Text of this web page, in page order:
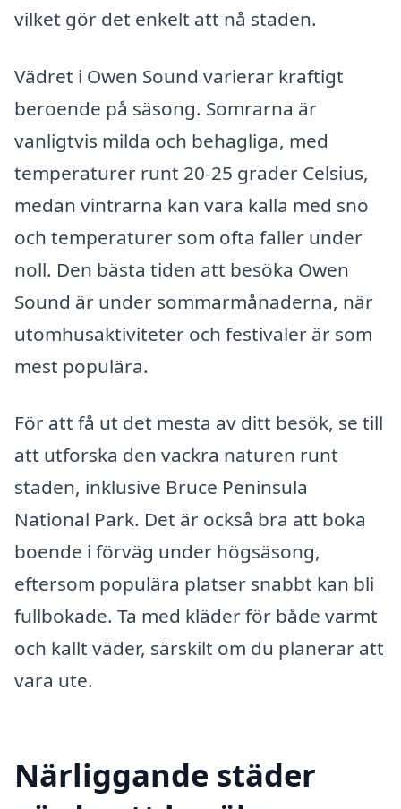
vilket gör det enkelt att nå staden.
Vädret i Owen Sound varierar kraftigt
beroende på säsong. Somrarna är
vanligtvis milda och behagliga, med
temperaturer runt 20-25 grader Celsius,
medan vintrarna kan vara kalla med snö
och temperaturer som ofta faller under
noll. Den bästa tiden att besöka Owen
Sound är under sommarmånaderna, när
utomhusaktiviteter och festivaler är som
mest populära.
För att få ut det mesta av ditt besök, se till
att utforska den vackra naturen runt
staden, inklusive Bruce Peninsula
National Park. Det är också bra att boka
boende i förväg under högsäsong,
eftersom populära platser snabbt kan bli
fullbokade. Ta med kläder för både varmt
och kallt väder, särskilt om du planerar att
vara ute.
Närliggande städer